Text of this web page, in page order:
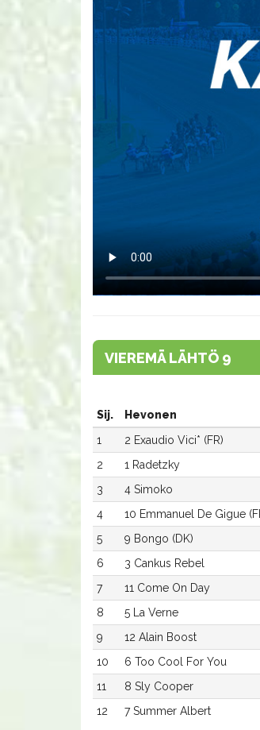
VIEREMÄ LÄHTÖ 9
Sij. Hevonen
1
2 Exaudio Vici* (FR)
2
1 Radetzky
3
4 Simoko
4
10 Emmanuel De Gigue
5
9 Bongo (DK)
6
3 Cankus Rebel
7
11 Come On Day
8
5 La Verne
9
12 Alain Boost
10
6 Too Cool For You
11
8 Sly Cooper
12
7 Summer Albert